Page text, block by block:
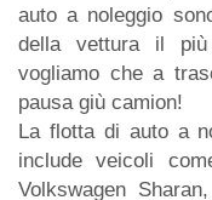
auto a noleggio
della vettura il più
vogliamo che a
pausa giù camion!
La flotta di auto a
include veicoli
Volkswagen